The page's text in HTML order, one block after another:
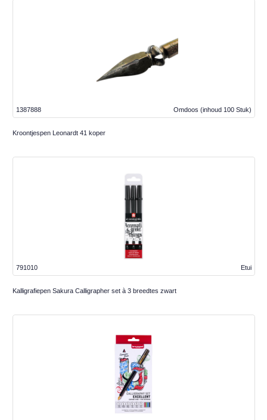
Omdoos (inhoud 100 Stuk)
1387888
Kroontjespen Leonardt 41 koper
Etui
791010
Kalligrafiepen Sakura Calligrapher set à 3 breedtes zwart